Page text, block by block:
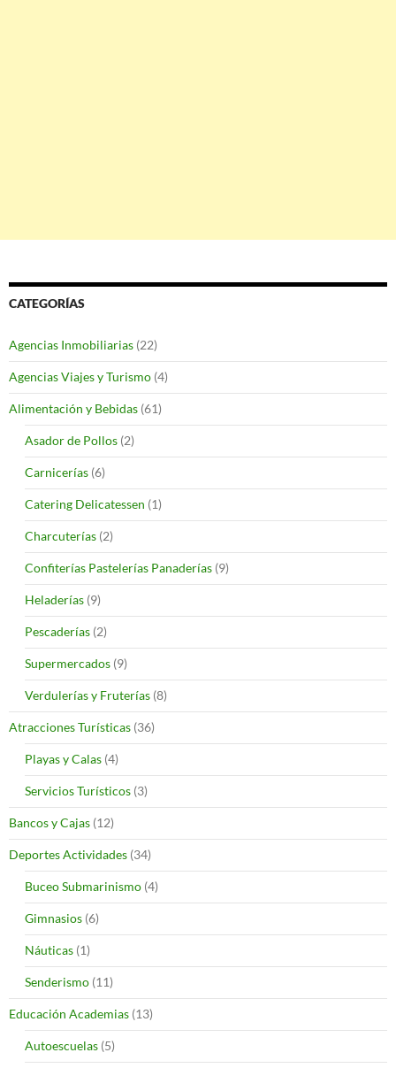
CATEGORÍAS
Agencias Inmobiliarias (22)
Agencias Viajes y Turismo (4)
Alimentación y Bebidas (61)
Asador de Pollos (2)
Carnicerías (6)
Catering Delicatessen (1)
Charcuterías (2)
Confiterías Pastelerías Panaderías (9)
Heladerías (9)
Pescaderías (2)
Supermercados (9)
Verdulerías y Fruterías (8)
Atracciones Turísticas (36)
Playas y Calas (4)
Servicios Turísticos (3)
Bancos y Cajas (12)
Deportes Actividades (34)
Buceo Submarinismo (4)
Gimnasios (6)
Náuticas (1)
Senderismo (11)
Educación Academias (13)
Autoescuelas (5)